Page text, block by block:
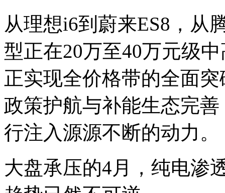
从理想i6到蔚来ES8，从
型正在20万至40万元级
正实现全价格带的全面
政策护航与补能生态完
行注入源源不断的动力。
大盘承压的4月，纯电渗